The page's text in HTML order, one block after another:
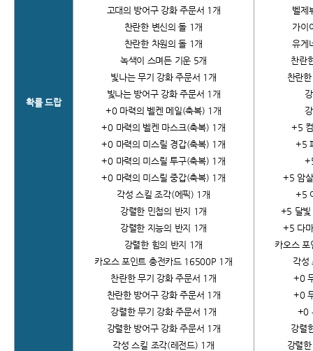
확률 드랍
고대의 방어구 강화 주문서 1개
찬란한 변신의 돌 1개
찬란한 차원의 돌 1개
녹색이 스며든 기운 5개
빛나는 무기 강화 주문서 1개
빛나는 방어구 강화 주문서 1개
+0 마력의 벨켄 메일(축복) 1개
+0 마력의 벨켄 마스크(축복) 1개
+0 마력의 미스릴 경갑(축복) 1개
+0 마력의 미스릴 투구(축복) 1개
+0 마력의 미스릴 중갑(축복) 1개
각성 스킬 조각(에픽) 1개
강렬한 민첩의 반지 1개
강렬한 지능의 반지 1개
강렬한 힘의 반지 1개
카오스 포인트 충전카드 16500P 1개
찬란한 무기 강화 주문서 1개
찬란한 방어구 강화 주문서 1개
강렬한 무기 강화 주문서 1개
강렬한 방어구 강화 주문서 1개
각성 스킬 조각(레전드) 1개
벨제
가이
유게
찬란
찬란
+5
+5
+5 암
+5
+5 달
+5 다
카오스
각성
+0
+0
+0
강렬
강렬